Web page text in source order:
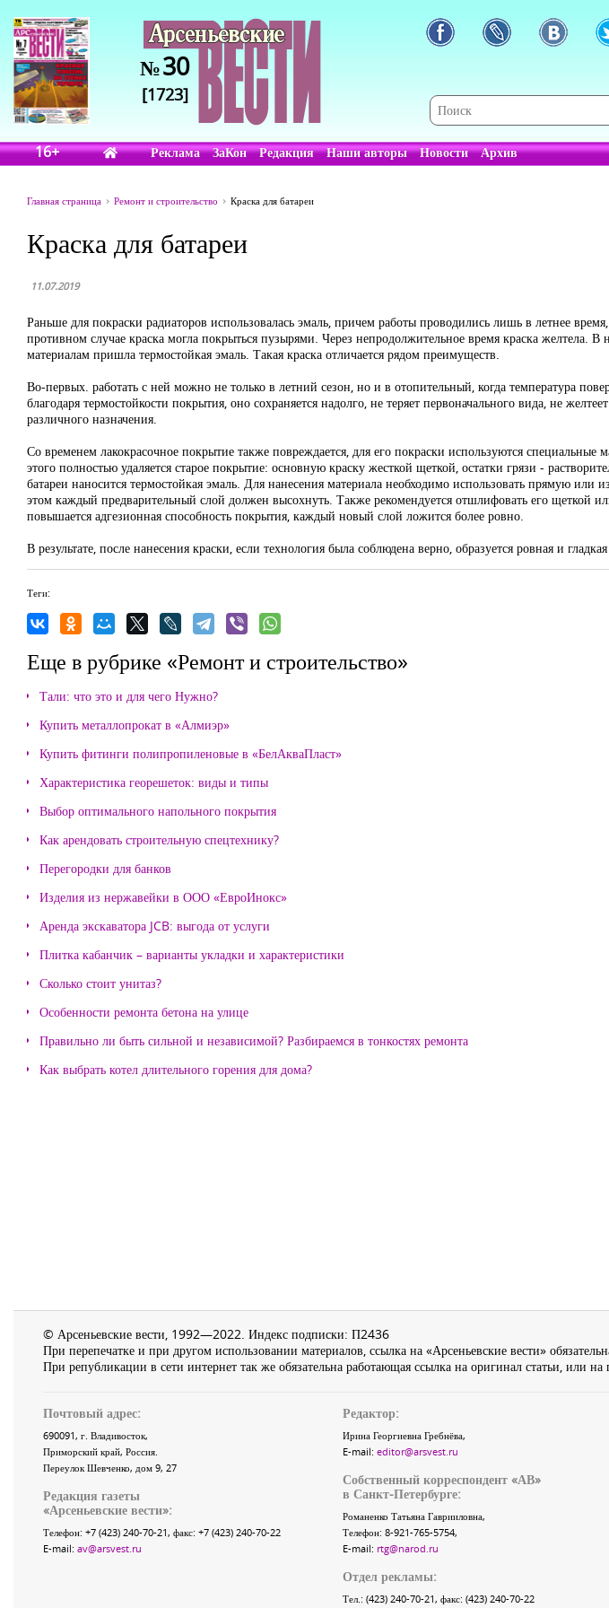
№30
[1723]
16+ Реклама ЗаКон Редакция Наши авторы Новости Архив
Главная страница Ремонт и строительство Краска для батареи
Краска для батареи
11.07.2019
Раньше для покраски радиаторов использовалась эмаль, причем работы проводились лишь в летнее
противном случае краска могла покрыться пузырями. Через непродолжительное время краска желтела.
материалам пришла термостойкая эмаль. Такая краска отличается рядом преимуществ.
Во-первых. работать с ней можно не только в летний сезон, но и в отопительный, когда температура
благодаря термостойкости покрытия, оно сохраняется надолго, не теряет первоначального вида, не
различного назначения.
Со временем лакокрасочное покрытие также повреждается, для его покраски используются
этого полностью удаляется старое покрытие: основную краску жесткой щеткой, остатки грязи -
батареи наносится термостойкая эмаль. Для нанесения материала необходимо использовать прямую
этом каждый предварительный слой должен высохнуть. Также рекомендуется отшлифовать его щеткой
повышается адгезионная способность покрытия, каждый новый слой ложится более ровно.
В результате, после нанесения краски, если технология была соблюдена верно, образуется ровная и
Теги:
Еще в рубрике «Ремонт и строительство»
Тали: что это и для чего Нужно?
Купить металлопрокат в «Алмиэр»
Купить фитинги полипропиленовые в «БелАкваПласт»
Характеристика георешеток: виды и типы
Выбор оптимального напольного покрытия
Как арендовать строительную спецтехнику?
Перегородки для банков
Изделия из нержавейки в ООО «ЕвроИнокс»
Аренда экскаватора JCB: выгода от услуги
Плитка кабанчик – варианты укладки и характеристики
Сколько стоит унитаз?
Особенности ремонта бетона на улице
Правильно ли быть сильной и независимой? Разбираемся в тонкостях ремонта
Как выбрать котел длительного горения для дома?
© Арсеньевские вести, 1992—2022. Индекс подписки: П2436
При перепечатке и при другом использовании материалов, ссылка на «Арсеньевские вести»
При републикации в сети интернет так же обязательна работающая ссылка на оригинал статьи, или на
Почтовый адрес:
690091, г. Владивосток,
Приморский край, Россия.
Переулок Шевченко, дом 9, 27
Редакция газеты
«Арсеньевские вести»:
Телефон: +7 (423) 240-70-21, факс: +7 (423) 240-70-22
E-mail: av@arsvest.ru
Редактор:
Ирина Георгиевна Гребнёва,
E-mail: editor@arsvest.ru
Собственный корреспондент «АВ»
в Санкт-Петербурге:
Романенко Татьяна Гаврииловна,
Телефон: 8-921-765-5754,
E-mail: rtg@narod.ru
Отдел рекламы:
Тел.: (423) 240-70-21, факс: (423) 240-70-22